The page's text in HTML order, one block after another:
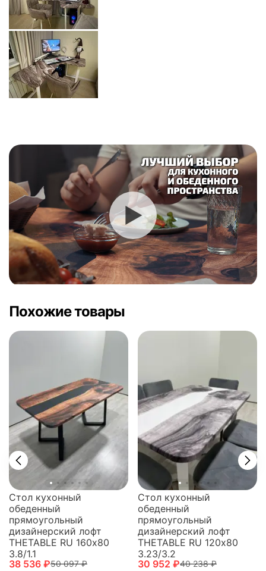
Похожие товары
Стол кухонный
обеденный
прямоугольный
дизайнерский лофт
THETABLE RU 160х80
3.8/1.1
38 536 ₽50 097 ₽
Стол кухонный
обеденный
прямоугольный
дизайнерский лофт
THETABLE RU 120х80
3.23/3.2
30 952 ₽40 238 ₽